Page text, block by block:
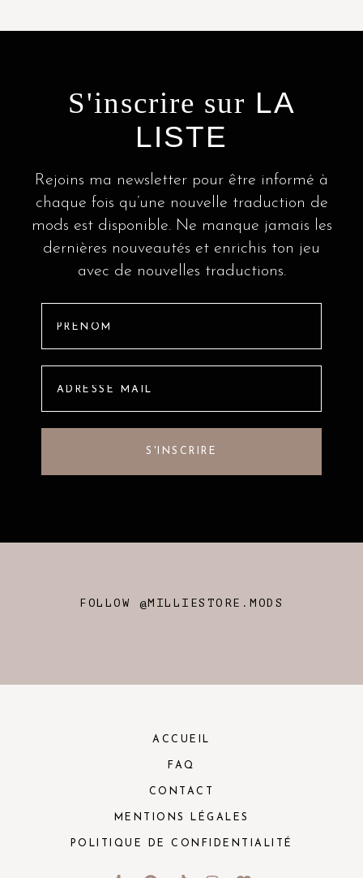
S'inscrire sur LA
LISTE
Rejoins ma newsletter pour être informé à
chaque fois qu’une nouvelle traduction de
mods est disponible. Ne manque jamais les
dernières nouveautés et enrichis ton jeu
avec de nouvelles traductions.
FOLLOW @MILLIESTORE.MODS
ACCUEIL
FAQ
CONTACT
MENTIONS LÉGALES
POLITIQUE DE CONFIDENTIALITÉ